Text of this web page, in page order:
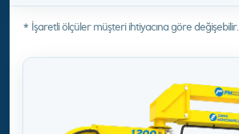
* İşaretli ölçüler müşteri ihtiyacına göre değişebilir.